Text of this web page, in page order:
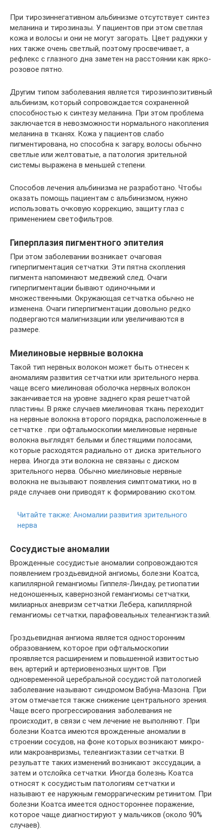
При тирозиннегативном альбинизме отсутствует синтез
меланина и тирозиназы. У пациентов при этом светлая
кожа и волосы и они не могут загорать. Цвет радужки у
них также очень светлый, поэтому просвечивает, а
рефлекс с глазного дна заметен на расстоянии как ярко-
розовое пятно.
Другим типом заболевания является тирозинпозитивный
альбинизм, который сопровождается сохраненной
способностью к синтезу меланина. При этом проблема
заключается в невозможности нормального накопления
меланина в тканях. Кожа у пациентов слабо
пигментирована, но способна к загару, волосы обычно
светлые или желтоватые, а патология зрительной
системы выражена в меньшей степени.
Способов лечения альбинизма не разработано. Чтобы
оказать помощь пациентам с альбинизмом, нужно
использовать очковую коррекцию, защиту глаз с
применением светофильтров.
Гиперплазия пигментного эпителия
При этом заболевании возникает очаговая
гиперпигментация сетчатки. Эти пятна скопления
пигмента напоминают медвежий след. Очаги
гиперпигментации бывают одиночными и
множественными. Окружающая сетчатка обычно не
изменена. Очаги гиперпигментации довольно редко
подвергаются малигнизации или увеличиваются в
размере.
Миелиновые нервные волокна
Такой тип нервных волокон может быть отнесен к
аномалиям развития сетчатки или зрительного нерва.
чаще всего миелиновая оболочка нервных волокон
заканчивается на уровне заднего края решетчатой
пластины. В ряже случаев миелиновая ткань переходит
на нервные волокна второго порядка, расположенные в
сетчатке . при офтальмоскопии миелиновые нервные
волокна выглядят белыми и блестящими полосами,
которые расходятся радиально от диска зрительного
нерва. Иногда эти волокна не связаны с диском
зрительного нерва. Обычно миелиновые нервные
волокна не вызывают появления симптоматики, но в
ряде случаев они приводят к формированию скотом.
Читайте также: Аномалии развития зрительного
нерва
Сосудистые аномалии
Врожденные сосудистые аномалии сопровождаются
появлением гроздьевидной ангиомы, болезни Коатса,
капиллярной гемангиомы Гиппеля-Линдау, ретиопатии
недоношенных, кавернозной гемангиомы сетчатки,
милиарных аневризм сетчатки Лебера, капиллярной
гемангиомы сетчатки, парафовеальных телеангиэктазий.
Гроздьевидная ангиома является односторонним
образованием, которое при офтальмоскопии
проявляется расширением и повышенной извитостью
вен, артерий и артериовенозных шунтов. При
одновременной церебральной сосудистой патологией
заболевание называют синдромом Вабуна-Мазона. При
этом отмечается также снижение центрального зрения.
Чаще всего прогрессирования заболевания не
происходит, в связи с чем лечение не выполняют. При
болезни Коатса имеются врожденные аномалии в
строении сосудов, на фоне которых возникают микро-
или макроанвризмы, телеангиэктазии сетчатки. В
резульатте таких изменений возникают экссудации, а
затем и отслойка сетчатки. Иногда болезнь Коатса
относят к сосудистым патологиям сетчатки и
называют ее наружным геморрагическим ретинитом. При
болезни Коатса имеется одностороннее поражение,
которое чаще диагностируют у мальчиков (около 90%
случаев).